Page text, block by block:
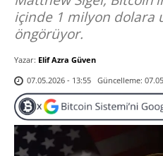
içinde 1 milyon dolara
öngörüyor.
Yazar: Elif Azra Güven
07.05.2026 - 13:55 Güncelleme: